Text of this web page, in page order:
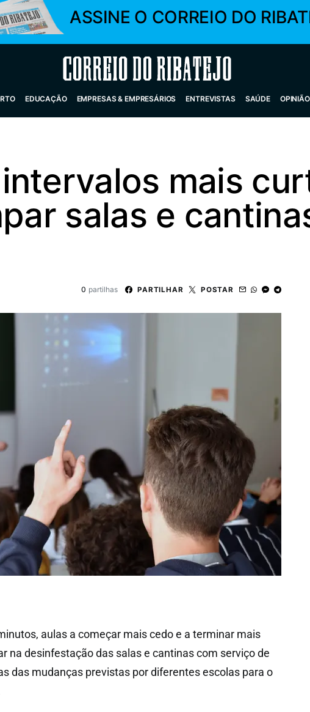
ASSINE O CORREIO DO
Correio do Ribatejo
EDUCAÇÃO EMPRESAS & EMPRESÁRIOS ENTREVISTAS SAÚDE OPINIÃO
mais
salas e
0 partilhas PARTILHAR POSTAR
aulas a começar mais cedo e a terminar mais
na desinfestação das salas e cantinas com serviço de
das mudanças previstas por diferentes escolas para o